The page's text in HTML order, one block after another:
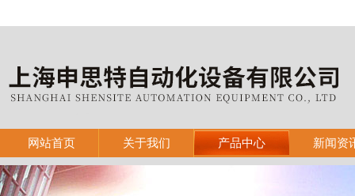
网站首页 关于我们 产品中心 新闻资